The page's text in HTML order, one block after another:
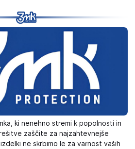
ki nenehno stremi k popolnosti in
zaščite za najzahtevnejše
ne skrbimo le za varnost vaših